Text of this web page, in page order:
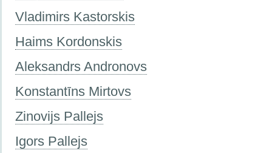
Vladimirs Kastorskis
Haims Kordonskis
Aleksandrs Andronovs
Konstantīns Mirtovs
Zinovijs Pallejs
Igors Pallejs